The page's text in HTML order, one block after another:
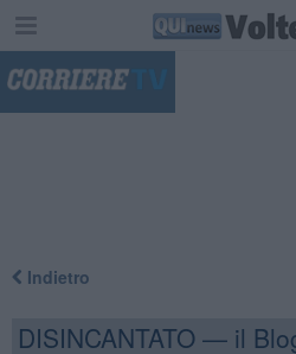
Indietro
DISINCANTATO — il